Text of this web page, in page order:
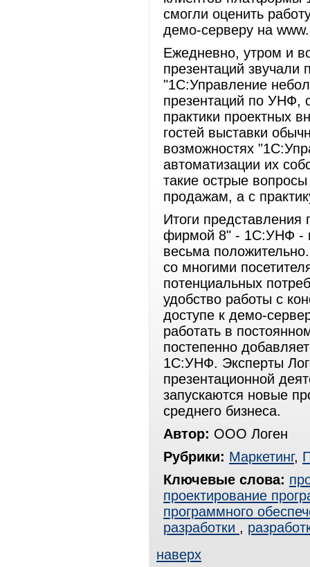
смогли оценить
демо-серверу на
Ежедневно, утром и
презентаций
"1С:Управление
презентаций по УНФ,
практики проектных
гостей выставки
возможностях
автоматизации их
такие острые
продажам, а с
Итоги
фирмой 8" - 1С:УНФ -
весьма
со многими
потенциальных
удобство работы с
доступе к демо-
работать в
постепенно
1С:УНФ. Эксперты
презентационной
запускаются новые
среднего бизнеса.
Автор: ООО Логен
Рубрики: Маркетинг,
Ключевые слова:
проектирование
программного
разработки ,
наверх